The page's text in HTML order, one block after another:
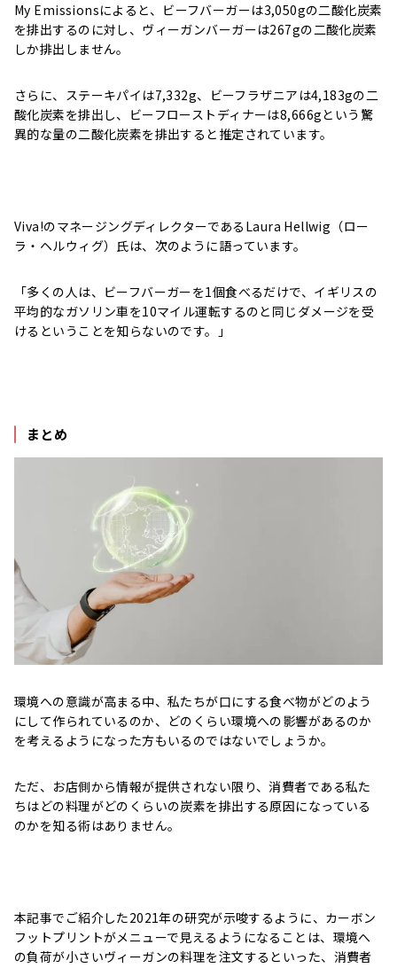
My Emissionsによると、ビーフバーガーは3,050gの二酸化炭素
を排出するのに対し、ヴィーガンバーガーは267gの二酸化炭素
しか排出しません。
さらに、ステーキパイは7,332g、ビーフラザニアは4,183gの二
酸化炭素を排出し、ビーフローストディナーは8,666gという驚
異的な量の二酸化炭素を排出すると推定されています。
Viva!のマネージングディレクターであるLaura Hellwig（ロー
ラ・ヘルウィグ）氏は、次のように語っています。
「多くの人は、ビーフバーガーを1個食べるだけで、イギリスの
平均的なガソリン車を10マイル運転するのと同じダメージを受
けるということを知らないのです。」
まとめ
環境への意識が高まる中、私たちが口にする食べ物がどのよう
にして作られているのか、どのくらい環境への影響があるのか
を考えるようになった方もいるのではないでしょうか。
ただ、お店側から情報が提供されない限り、消費者である私た
ちはどの料理がどのくらいの炭素を排出する原因になっている
のかを知る術はありません。
本記事でご紹介した2021年の研究が示唆するように、カーボン
フットプリントがメニューで見えるようになることは、環境へ
の負荷が小さいヴィーガンの料理を注文するといった、消費者